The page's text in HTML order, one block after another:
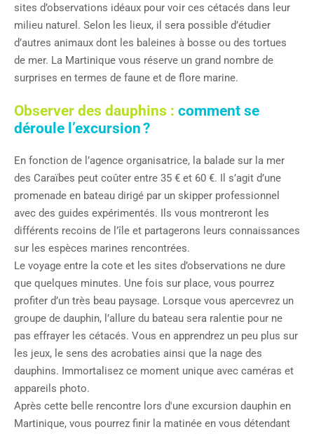
sites d’observations idéaux pour voir ces cétacés dans leur
milieu naturel. Selon les lieux, il sera possible d’étudier
d’autres animaux dont les baleines à bosse ou des tortues
de mer. La Martinique vous réserve un grand nombre de
surprises en termes de faune et de flore marine.
Observer des dauphins : comment se
déroule l’excursion ?
En fonction de l’agence organisatrice, la balade sur la mer
des Caraïbes peut coûter entre 35 € et 60 €. Il s’agit d’une
promenade en bateau dirigé par un skipper professionnel
avec des guides expérimentés. Ils vous montreront les
différents recoins de l’île et partagerons leurs connaissances
sur les espèces marines rencontrées.
Le voyage entre la cote et les sites d’observations ne dure
que quelques minutes. Une fois sur place, vous pourrez
profiter d’un très beau paysage. Lorsque vous apercevrez un
groupe de dauphin, l’allure du bateau sera ralentie pour ne
pas effrayer les cétacés. Vous en apprendrez un peu plus sur
les jeux, le sens des acrobaties ainsi que la nage des
dauphins. Immortalisez ce moment unique avec caméras et
appareils photo.
Après cette belle rencontre lors d'une excursion dauphin en
Martinique, vous pourrez finir la matinée en vous détendant